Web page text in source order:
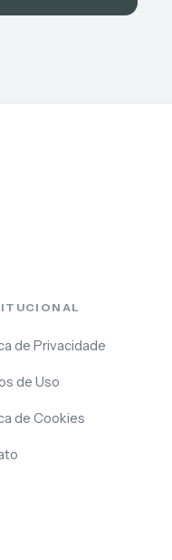
de Privacidade
de Uso
de Cookies